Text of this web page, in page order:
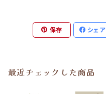
保存 シェア
最近チェックした商品